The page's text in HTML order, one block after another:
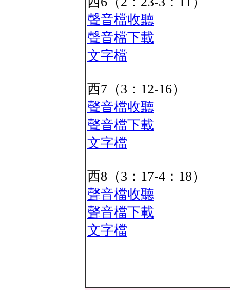
聲音檔收聽
聲音檔下載
文字檔
西7（3：12-16）
聲音檔收聽
聲音檔下載
文字檔
西8（3：17-4：18）
聲音檔收聽
聲音檔下載
文字檔